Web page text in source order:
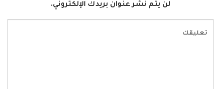
لن يتم نشر عنوان بريدك الإلكتروني.